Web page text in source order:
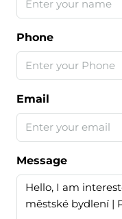
Phone
Email
Message